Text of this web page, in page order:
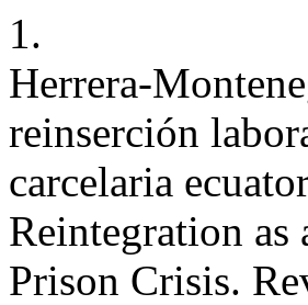
1.
Herrera-
reinserción
carcelaria
Reintegration as
Prison Crisis.